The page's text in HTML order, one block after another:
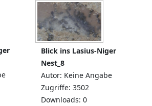
Blick ins Lasius-Niger
Nest_8
Autor: Keine Angabe
Zugriffe: 3502
Downloads: 0